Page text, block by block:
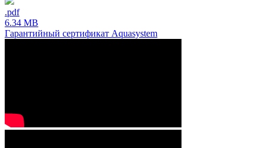
.pdf
6.34 MB
Гарантийный сертификат Aquasystem